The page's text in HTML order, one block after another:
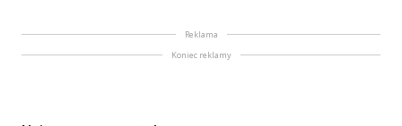
Reklama
Koniec reklamy